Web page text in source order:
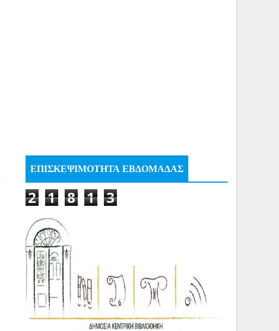
ΕΠΙΣΚΕΨΙΜΟΤΗΤΑ ΕΒΔΟΜΑΔΑΣ
2 1 8 1 3